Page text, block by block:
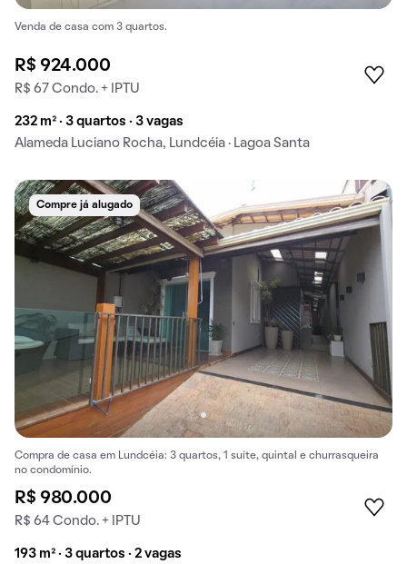
Venda de casa com 3 quartos.
R$ 924.000
R$ 67 Condo. + IPTU
232 m² · 3 quartos · 3 vagas
Alameda Luciano Rocha, Lundcéia · Lagoa Santa
Compre já alugado
Compra de casa em Lundcéia: 3 quartos, 1 suíte, quintal e churrasqueira
no condomínio.
R$ 980.000
R$ 64 Condo. + IPTU
193 m² · 3 quartos · 2 vagas